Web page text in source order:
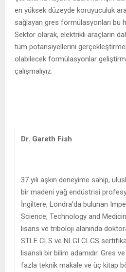
en yüksek düzeyde koruyuculuk
sağlayan gres formülasyonları bu
Sektör olarak, elektrikli araçların
tüm potansiyellerini
olabilecek formülasyonlar
çalışmalıyız.
Dr. Gareth Fish
37 yılı aşkın deneyime sahip,
bir madeni yağ endüstrisi
İngiltere, Londra’da bulunan
Science, Technology and
lisans ve triboloji alanında
STLE CLS ve NLGI CLGS
lisanslı bir bilim adamıdır. Gres
fazla teknik makale ve üç kitap